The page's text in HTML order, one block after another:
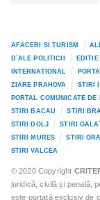
AFACERI SI TURISM
D`ALE POLITICII
INTERNATIONAL
ZIARE PRAHOVA
STIRI
PORTAL COMUNICATE DE
STIRI BACAU
STIRI
STIRI DOLJ
STIRI
STIRI MURES
STIRI
STIRI VALCEA
© 2020 Copyright
juridică, civilă și penală,
este purtată exclusiv de